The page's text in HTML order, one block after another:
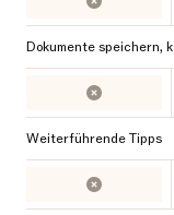
Dokumente speichern,
Weiterführende Tipps